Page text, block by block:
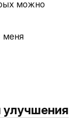
можно
меня
улучшения